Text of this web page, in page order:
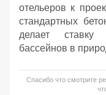
отельеров к
стандартных
делает
бассейнов в
Спасибо что смотрите